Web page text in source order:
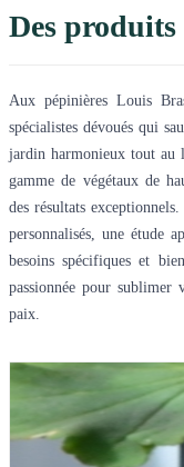
Des produits
Aux pépinières Louis
spécialistes dévoués qui
jardin harmonieux tout au
gamme de végétaux de
des résultats
personnalisés, une étude
besoins spécifiques et
passionnée pour sublimer
paix.